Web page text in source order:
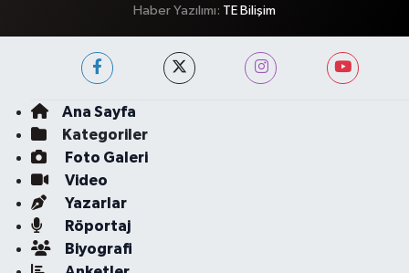
Haber Yazılımı: TE Bilişim
Ana Sayfa
Kategoriler
Foto Galeri
Video
Yazarlar
Röportaj
Biyografi